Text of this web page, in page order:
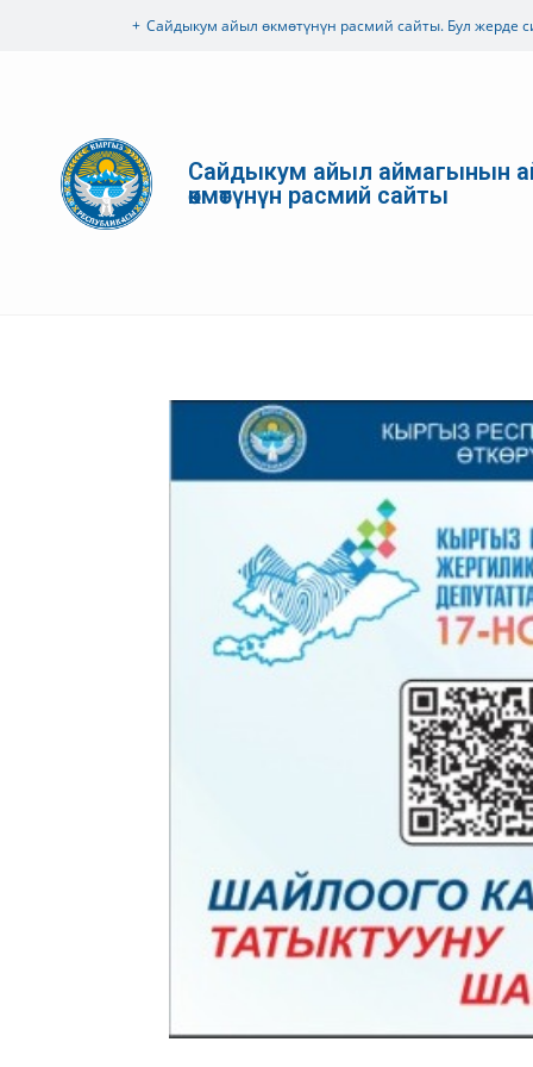
Сайдыкум айыл өкмөтүнүн расмий сайты. Бул жерде
Сайдыкум айыл аймагынын
өкмөтүнүн расмий сайты